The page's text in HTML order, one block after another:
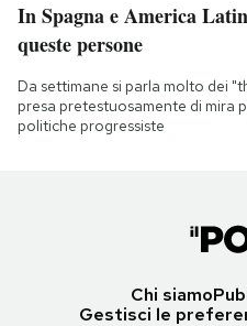
In Spagna e America
queste persone
Da settimane si parla molto dei
presa pretestuosamente di mira
politiche progressiste
Chi siamo
Gestisci le